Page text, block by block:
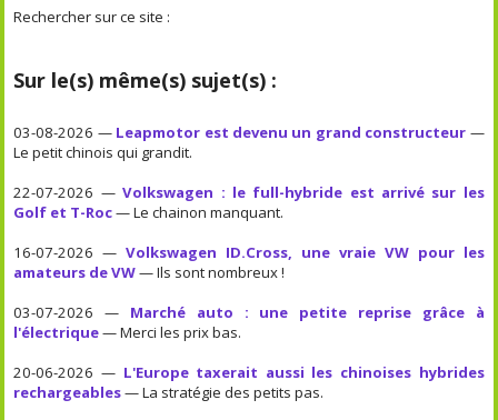
Rechercher sur ce site :
Sur le(s) même(s) sujet(s) :
03-08-2026 — Leapmotor est devenu un grand constructeur —
Le petit chinois qui grandit.
22-07-2026 —Volkswagen : le full-hybride est arrivé sur les
Golf et T-Roc— Le chainon manquant.
16-07-2026 —Volkswagen ID.Cross, une vraie VW pour les
amateurs de VW— Ils sont nombreux !
03-07-2026 — Marché auto : une petite reprise grâce à
l'électrique— Merci les prix bas.
20-06-2026 — L'Europe taxerait aussi les chinoises hybrides
rechargeables— La stratégie des petits pas.